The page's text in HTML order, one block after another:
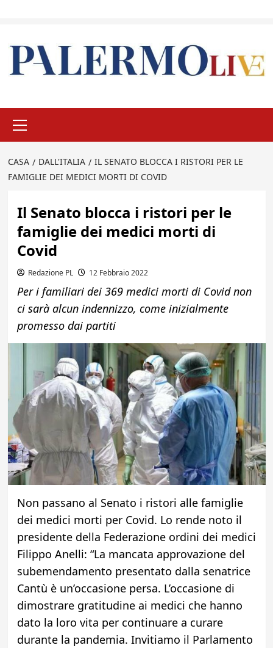
principale
CASA DALL'ITALIA
IL SENATO BLOCCA I RISTORI PER LE
FAMIGLIE DEI MEDICI MORTI DI COVID
Il Senato blocca i ristori per le
famiglie dei medici morti di
Covid
Redazione PL 12 Febbraio 2022
Per i familiari dei 369 medici morti di Covid non
ci sarà alcun indennizzo, come inizialmente
promesso dai partiti
Non passano al Senato i ristori alle famiglie
dei medici morti per Covid. Lo rende noto il
presidente della Federazione ordini dei medici
Filippo Anelli: “La mancata approvazione del
subemendamento presentato dalla senatrice
Cantù è un’occasione persa. L’occasione di
dimostrare gratitudine ai medici che hanno
dato la loro vita per continuare a curare
durante la pandemia. Invitiamo il Parlamento